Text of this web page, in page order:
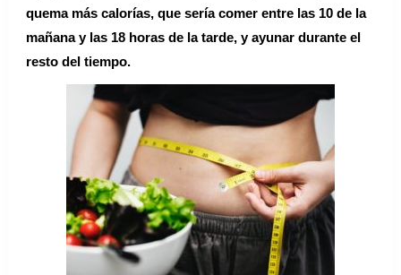
quema más calorías, que sería comer entre las 10 de la
mañana y las 18 horas de la tarde, y ayunar durante el
resto del tiempo.